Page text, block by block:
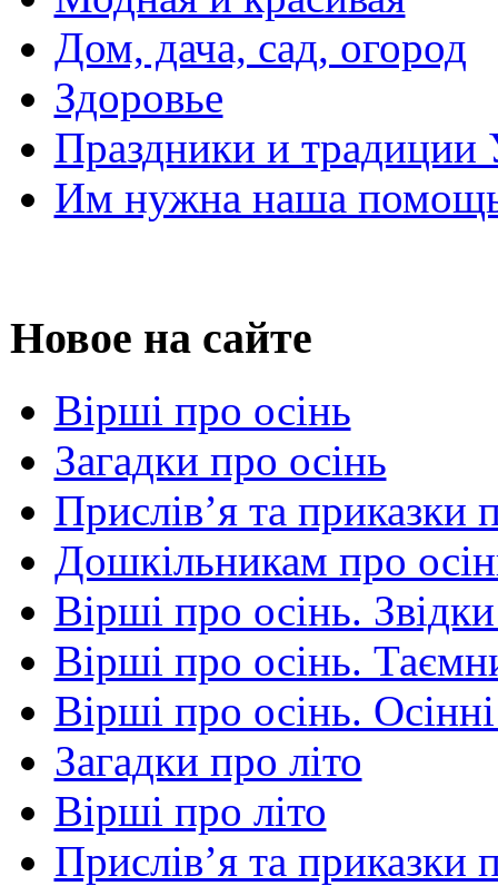
Дом, дача, сад, огород
Здоровье
Праздники и традиции
Им нужна наша
Новое на сайте
Вірші про осінь
Загадки про осінь
Прислів’я та приказки
Дошкільникам про
Вірші про осінь.
Вірші про осінь.
Вірші про осінь.
Загадки про літо
Вірші про літо
Прислів’я та приказки